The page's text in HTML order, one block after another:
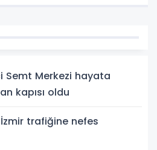
Semt Merkezi hayata
kapısı oldu
trafiğine nefes